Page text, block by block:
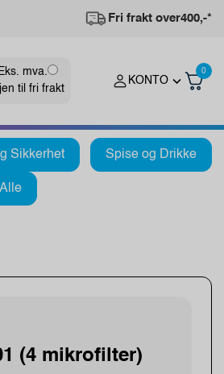
Fri frakt over400,-*
Eks. mva.
til fri frakt
KONTO
0
Sikkerhet Spise og Drikke
Alle
(4 mikrofilter)